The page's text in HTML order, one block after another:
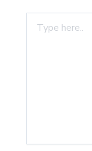
here..